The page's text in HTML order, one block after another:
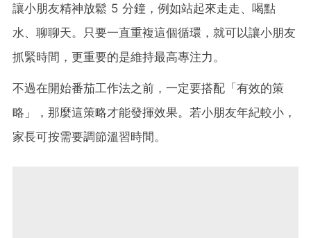
讓小朋友精神放鬆 5 分鐘，例如站起來走走、喝點
水、聊聊天。只要一直重複這個循環，就可以讓小朋友
抓緊時間，更重要的是維持最高專注力。
不過在開始番茄工作法之前，一定要搭配「有效的策
略」，那麼這策略才能發揮效果。若小朋友年紀較小，
家長可按需要調節溫習時間。